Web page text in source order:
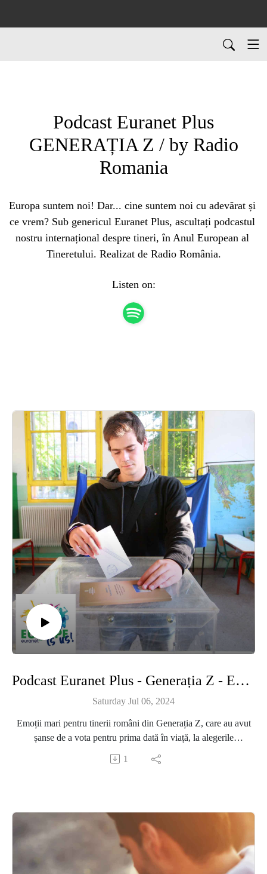
Podcast Euranet Plus
GENERAȚIA Z / by Radio
Romania
Europa suntem noi! Dar... cine suntem noi cu adevărat și
ce vrem? Sub genericul Euranet Plus, ascultați podcastul
nostru internațional despre tineri, în Anul European al
Tineretului. Realizat de Radio România.
Listen on:
Podcast Euranet Plus - Generația Z - Episodul 45 - Votanţi pentru prima dată
Saturday Jul 06, 2024
Emoții mari pentru tinerii români din Generația Z, care au avut
șanse de a vota pentru prima dată în viață, la alegerile
europarlamentare şi locale din 2024. Mulți spun că au fost
copleșiți de emoții, pe deoparte pentru că nu știau cum se va
depinde viitorul lor.
1